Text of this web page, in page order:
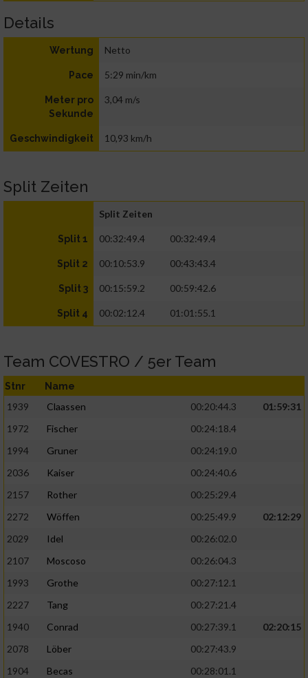
Details
Wertung Netto
Pace 5:29 min/km
Meter pro
Sekunde
3,04 m/s
Geschwindigkeit 10,93 km/h
Split Zeiten
Split Zeiten
Split 1 00:32:49.4 00:32:49.4
Split 2 00:10:53.9 00:43:43.4
Split 3 00:15:59.2 00:59:42.6
Split 4 00:02:12.4 01:01:55.1
Team COVESTRO / 5er Team
Stnr Name
1939 Claassen 00:20:44.3
01:59:31
1972
Fischer
00:24:18.4
1994
Gruner
00:24:19.0
2036
Kaiser
00:24:40.6
2157
Rother
00:25:29.4
2272
Wöffen 00:25:49.9
02:12:29
2029
Idel
00:26:02.0
2107
Moscoso
00:26:04.3
1993
Grothe
00:27:12.1
2227
Tang
00:27:21.4
1940
Conrad 00:27:39.1
02:20:15
2078
Löber
00:27:43.9
1904
Becas
00:28:01.1